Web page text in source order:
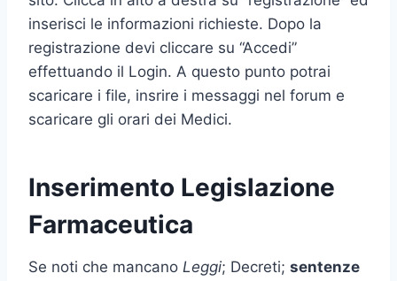
inserisci le informazioni richieste. Dopo la
registrazione devi cliccare su “Accedi”
effettuando il Login. A questo punto potrai
scaricare i file, insrire i messaggi nel forum e
scaricare gli orari dei Medici.
Inserimento Legislazione
Farmaceutica
Se noti che mancano Leggi; Decreti; sentenze